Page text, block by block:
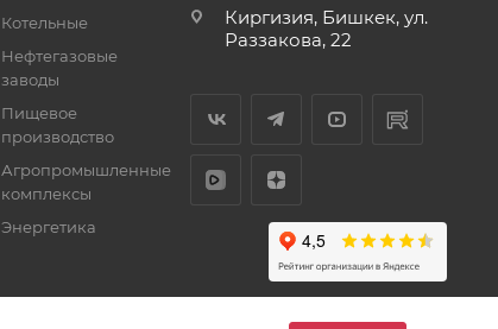
Котельные
Нефтегазовые
заводы
Пищевое
производство
Агропромышленные
комплексы
Энергетика
Киргизия, Бишкек, ул.
Раззакова, 22